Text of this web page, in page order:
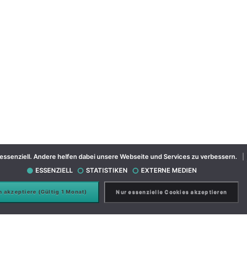
Andere helfen dabei unsere Webseite und Services zu verbessern.
ESSENZIELL
STATISTIKEN EXTERNE MEDIEN
akzeptiere (Gültig 1 Monat) Nur essenzielle Cookies akzeptieren